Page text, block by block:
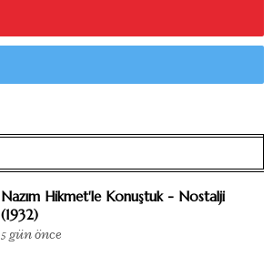
Nazım Hikmet'le Konuştuk - Nostalji
(1932)
5 gün önce